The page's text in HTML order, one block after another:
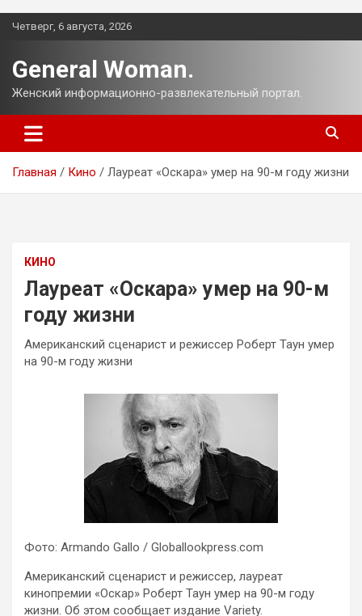
Перейти
Четверг, 6 августа, 2026
General Woman.
Женский информационно-развлекательный портал.
Главная Кино Лауреат «Оскара» умер на 90-м году жизни
КИНО
Лауреат «Оскара» умер на 90-м
году жизни
Американский сценарист и режиссер Роберт Таун умер
на 90-м году жизни
Фото: Armando Gallo / Globallookpress.com
Американский сценарист и режиссер, лауреат
кинопремии «Оскар» Роберт Таун умер на 90-м году
жизни. Об этом сообщает издание Variety.